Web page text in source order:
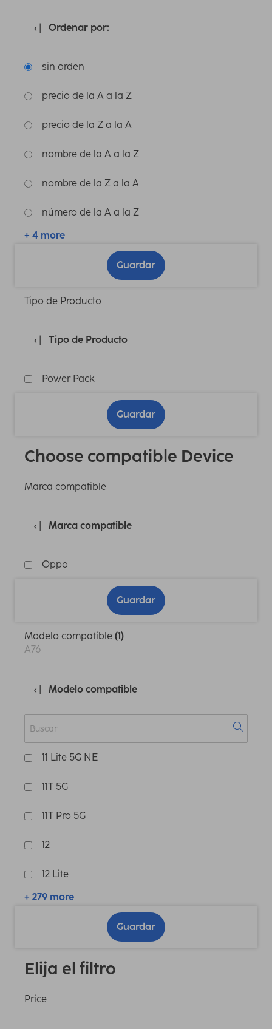
Ordenar por:
sin orden
precio de la A a la Z
precio de la Z a la A
nombre de la A a la Z
nombre de la Z a la A
número de la A a la Z
+ 4 more
Guardar
Tipo de Producto
Tipo de Producto
Power Pack
Guardar
Choose compatible Device
Marca compatible
Marca compatible
Oppo
Guardar
Modelo compatible (1)
A76
Modelo compatible
11 Lite 5G NE
11T 5G
11T Pro 5G
12
12 Lite
+ 279 more
Guardar
Elija el filtro
Price